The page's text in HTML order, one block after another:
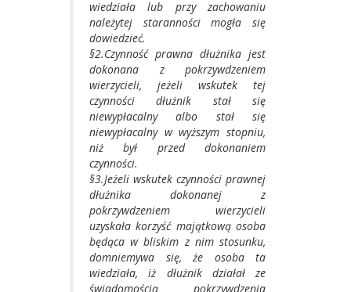
wiedziała lub przy zachowaniu
należytej staranności mogła się
dowiedzieć.
§2.Czynność prawna dłużnika jest
dokonana z pokrzywdzeniem
wierzycieli, jeżeli wskutek tej
czynności dłużnik stał się
niewypłacalny albo stał się
niewypłacalny w wyższym stopniu,
niż był przed dokonaniem
czynności.
§3.Jeżeli wskutek czynności prawnej
dłużnika dokonanej z
pokrzywdzeniem wierzycieli
uzyskała korzyść majątkową osoba
będąca w bliskim z nim stosunku,
domniemywa się, że osoba ta
wiedziała, iż dłużnik działał ze
świadomością pokrzywdzenia